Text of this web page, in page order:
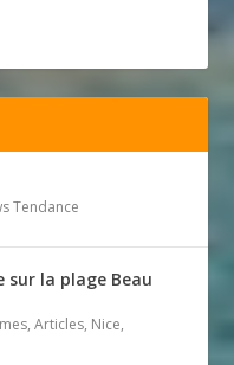
Tendance
sur la plage Beau
,Articles, Nice,